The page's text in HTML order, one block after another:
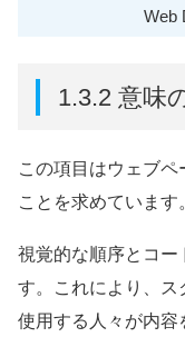
Web
1.3.2 意味
この項目はウェブ
ことを求めています
視覚的な順序とコー
す。これにより、ス
使用する人々が内容